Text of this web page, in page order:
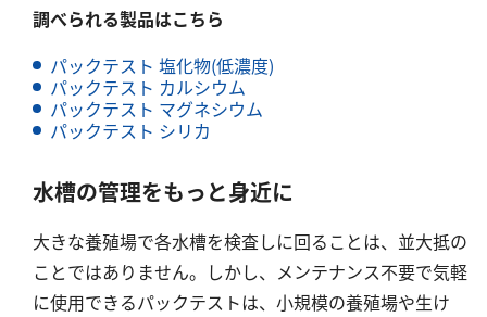
調べられる製品はこちら
パックテスト 塩化物(低濃度)
パックテスト カルシウム
パックテスト マグネシウム
パックテスト シリカ
水槽の管理をもっと身近に
大きな養殖場で各水槽を検査しに回ることは、並大抵の
ことではありません。しかし、メンテナンス不要で気軽
に使用できるパックテストは、小規模の養殖場や生け